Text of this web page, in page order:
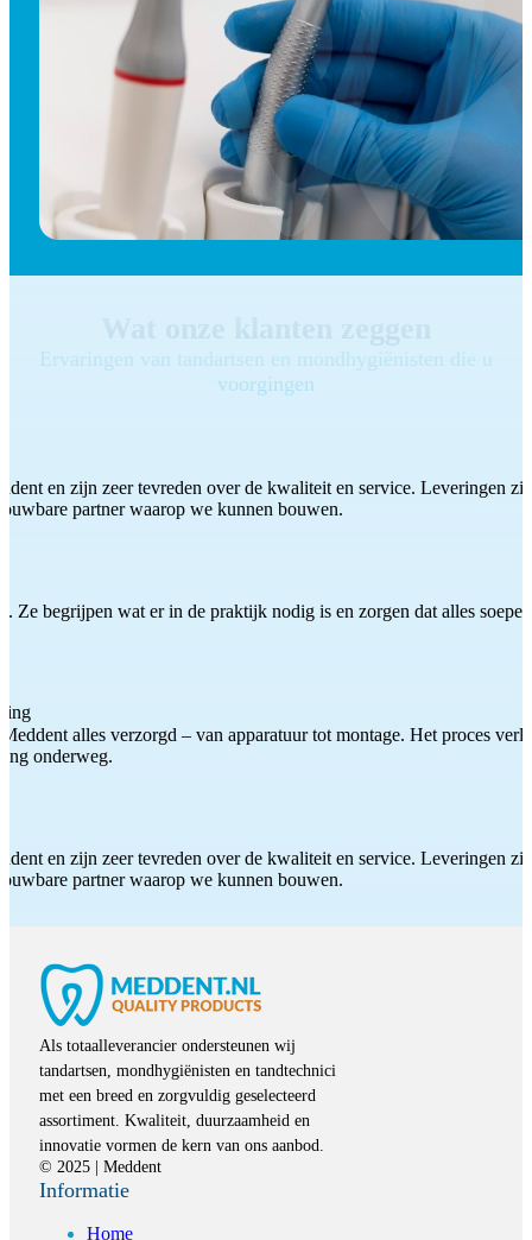
Ervaringen van tandartsen en mondhygiënisten die u
voorgingen
en zijn zeer tevreden over de kwaliteit en service. Leveringen
partner waarop we kunnen bouwen.
Ze begrijpen wat er in de praktijk nodig is en zorgen dat alles
alles verzorgd – van apparatuur tot montage. Het proces
onderweg.
en zijn zeer tevreden over de kwaliteit en service. Leveringen
partner waarop we kunnen bouwen.
Als totaalleverancier ondersteunen wij
tandartsen, mondhygiënisten en tandtechnici
met een breed en zorgvuldig geselecteerd
assortiment. Kwaliteit, duurzaamheid en
innovatie vormen de kern van ons aanbod.
© 2025 | Meddent
Informatie
Home